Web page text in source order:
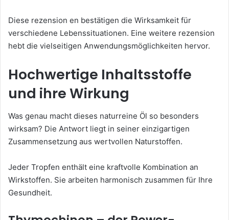
Diese rezension en bestätigen die Wirksamkeit für
verschiedene Lebenssituationen. Eine weitere rezension
hebt die vielseitigen Anwendungsmöglichkeiten hervor.
Hochwertige Inhaltsstoffe
und ihre Wirkung
Was genau macht dieses naturreine Öl so besonders
wirksam? Die Antwort liegt in seiner einzigartigen
Zusammensetzung aus wertvollen Naturstoffen.
Jeder Tropfen enthält eine kraftvolle Kombination an
Wirkstoffen. Sie arbeiten harmonisch zusammen für Ihre
Gesundheit.